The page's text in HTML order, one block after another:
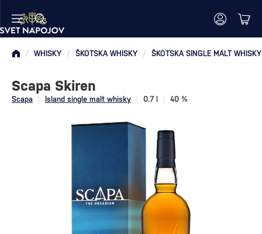
/ WHISKY / ŠKÓTSKA WHISKY / ŠKÓTSKA SINGLE MALT WHISKY
Scapa Island single malt whisky 0.7 l 40 %
Scapa Skiren